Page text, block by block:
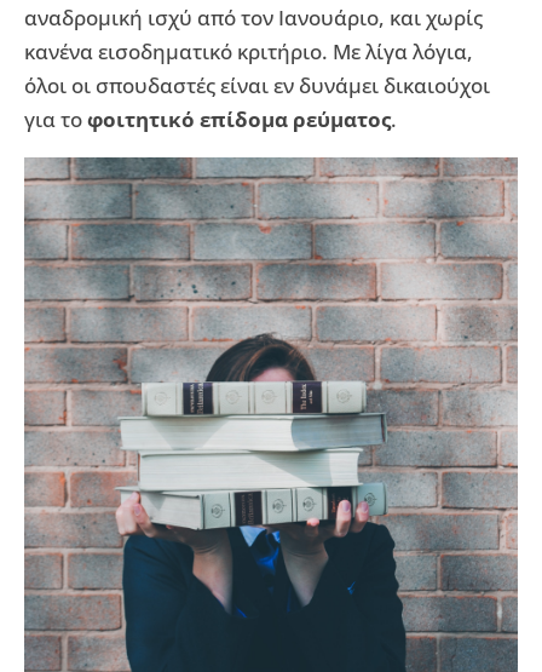
αναδρομική ισχύ από τον Ιανουάριο, και χωρίς
κανένα εισοδηματικό κριτήριο. Με λίγα λόγια,
όλοι οι σπουδαστές είναι εν δυνάμει δικαιούχοι
για τοφοιτητικό επίδομα ρεύματος.